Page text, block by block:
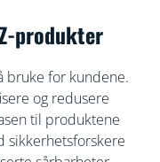
produkter
bruke for kundene.
og redusere
til produktene
sikkerhetsforskere